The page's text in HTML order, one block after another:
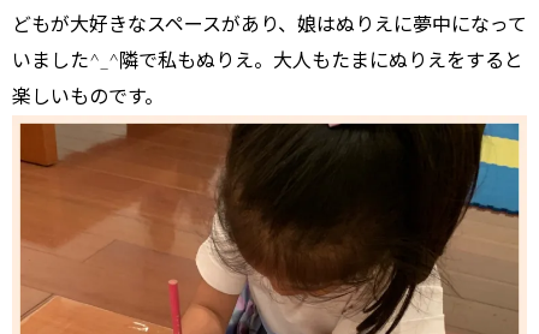
どもが大好きなスペースがあり、娘はぬりえに夢中になって
いました^_^隣で私もぬりえ。大人もたまにぬりえをすると
楽しいものです。